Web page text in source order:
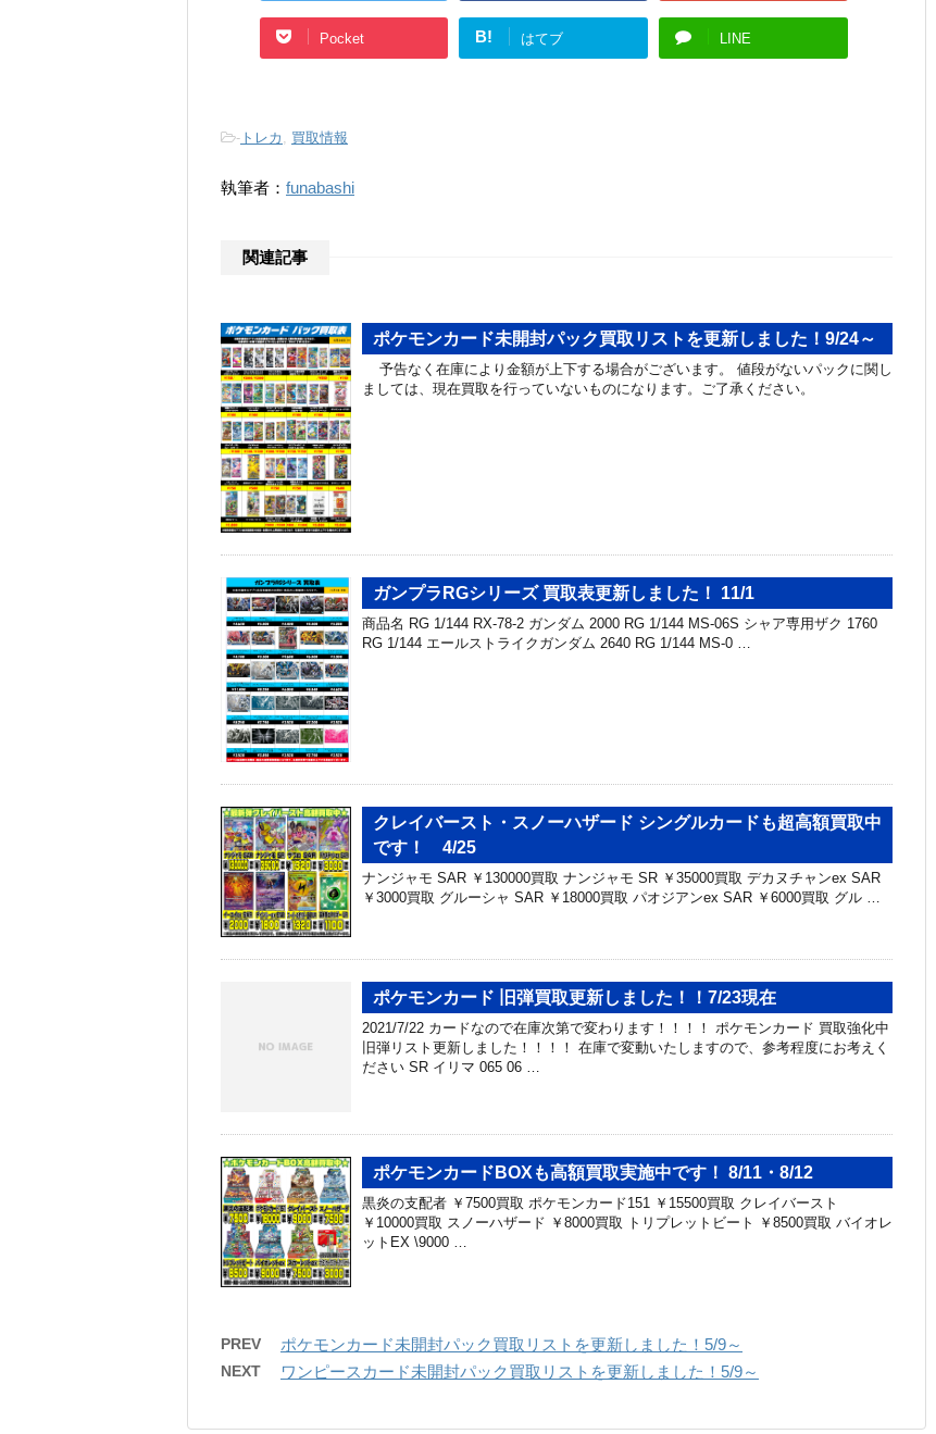
Pocket B! はてブ LINE
- トレカ , 買取情報
執筆者： funabashi
関連記事
ポケモンカード未開封パック買取リストを更新しました！9/24～
予告なく在庫により金額が上下する場合がございます。 値段がないパックに関し
ましては、現在買取を行っていないものになります。ご了承ください。
ガンプラRGシリーズ 買取表更新しました！ 11/1
商品名 RG 1/144 RX-78-2 ガンダム 2000 RG 1/144 MS-06S シャア専用ザク 1760
RG 1/144 エールストライクガンダム 2640 RG 1/144 MS-0 …
クレイバースト・スノーハザード シングルカードも超高額買取中
です！ 4/25
ナンジャモ SAR ￥130000買取 ナンジャモ SR ￥35000買取 デカヌチャンex SAR
￥3000買取 グルーシャ SAR ￥18000買取 パオジアンex SAR ￥6000買取 グル …
ポケモンカード 旧弾買取更新しました！！7/23現在
2021/7/22 カードなので在庫次第で変わります！！！！ ポケモンカード 買取強化中
旧弾リスト更新しました！！！！ 在庫で変動いたしますので、参考程度にお考えく
ださい SR イリマ 065 06 …
ポケモンカードBOXも高額買取実施中です！ 8/11・8/12
黒炎の支配者 ￥7500買取 ポケモンカード151 ￥15500買取 クレイバースト
￥10000買取 スノーハザード ￥8000買取 トリプレットビート ￥8500買取 バイオレ
ットEX \9000 …
PREV ポケモンカード未開封パック買取リストを更新しました！5/9～
NEXT ワンピースカード未開封パック買取リストを更新しました！5/9～